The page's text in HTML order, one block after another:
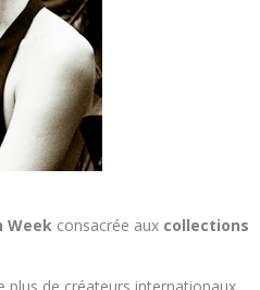
Week consacrée aux collections